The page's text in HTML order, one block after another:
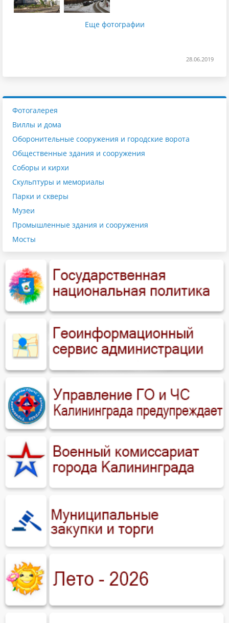
Еще фотографии
28.06.2019
Фотогалерея
Виллы и дома
Оборонительные сооружения и городские ворота
Общественные здания и сооружения
Соборы и кирхи
Скульптуры и мемориалы
Парки и скверы
Музеи
Промышленные здания и сооружения
Мосты